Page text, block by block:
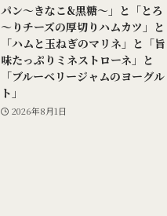
パン～きなこ&黒糖～」と「とろ
～りチーズの厚切りハムカツ」と
「ハムと玉ねぎのマリネ」と「旨
味たっぷりミネストローネ」と
「ブルーベリージャムのヨーグル
ト」
2026年8月1日